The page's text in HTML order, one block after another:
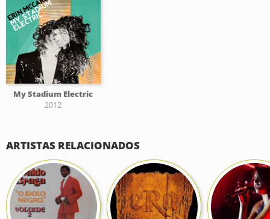
My Stadium Electric
2012
ARTISTAS RELACIONADOS